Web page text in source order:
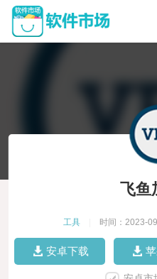
飞
工具 时间：2023-
安卓下载